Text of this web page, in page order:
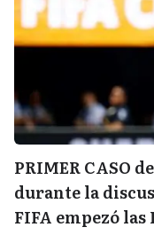
PRIMER CASO
durante la
FIFA empezó las